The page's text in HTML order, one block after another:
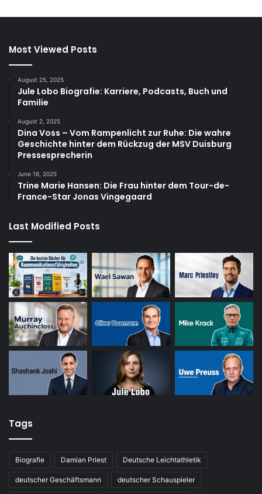
Most Viewed Posts
August 25, 2025
Jule Lobo Biografie: Karriere, Podcasts, Buch und
Familie
August 2, 2025
Dina Voss – Vom Rampenlicht zur Ruhe: Die wahre
Geschichte hinter dem Rückzug der MSV Duisburg
Pressesprecherin
June 16, 2025
Trine Marie Hansen: Die Frau hinter dem Tour-de-
France-Star Jonas Vingegaard
Last Modified Posts
Tags
Biografie Damian Priest Deutsche Leichtathletik
deutscher Geschäftsmann deutscher Schauspieler